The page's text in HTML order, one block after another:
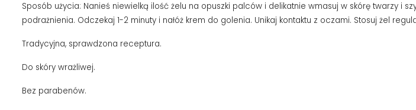
Sposób użycia: Nanieś niewielką ilość żelu na opuszki palców i delikatnie wmasuj w skórę twarzy
podrażnienia. Odczekaj 1-2 minuty i nałóż krem do golenia. Unikaj kontaktu z oczami. Stosuj żel
Tradycyjna, sprawdzona receptura.
Do skóry wrażliwej.
Bez parabenów.